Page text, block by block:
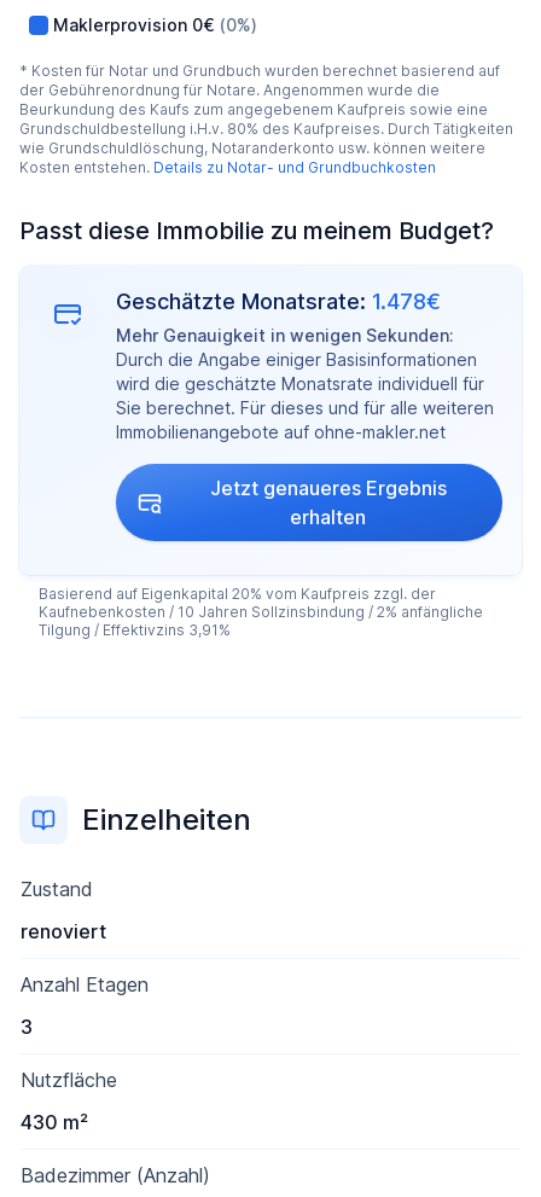
Maklerprovision 0€ (0%)
* Kosten für Notar und Grundbuch wurden berechnet basierend auf
der Gebührenordnung für Notare. Angenommen wurde die
Beurkundung des Kaufs zum angegebenem Kaufpreis sowie eine
Grundschuldbestellung i.H.v. 80% des Kaufpreises. Durch Tätigkeiten
wie Grundschuldlöschung, Notaranderkonto usw. können weitere
Kosten entstehen. Details zu Notar- und Grundbuchkosten
Passt diese Immobilie zu meinem Budget?
Geschätzte Monatsrate: 1.478€
Mehr Genauigkeit in wenigen Sekunden:
Durch die Angabe einiger Basisinformationen
wird die geschätzte Monatsrate individuell für
Sie berechnet. Für dieses und für alle weiteren
Immobilienangebote auf ohne-makler.net
Jetzt genaueres Ergebnis
erhalten
Basierend auf Eigenkapital 20% vom Kaufpreis zzgl. der
Kaufnebenkosten / 10 Jahren Sollzinsbindung / 2% anfängliche
Tilgung / Effektivzins 3,91%
Einzelheiten
Zustand
renoviert
Anzahl Etagen
3
Nutzfläche
430 m²
Badezimmer (Anzahl)